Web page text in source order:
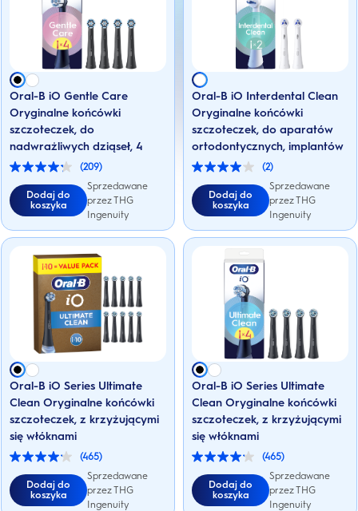
Oral-B iO Gentle Care
Oryginalne końcówki
szczoteczek, do
nadwrażliwych dziąseł, 4
(209)
4.2
na
5
gwiazdek.
Recenzji
Dodaj do
koszyka
Sprzedawane
przez THG
Ingenuity
Oral-B iO Interdental Clean
Oryginalne końcówki
szczoteczek, do aparatów
ortodontycznych, implantów
(2)
4.0
na
5
gwiazdek.
Recenzji
Dodaj do
koszyka
Sprzedawane
przez THG
Ingenuity
Oral-B iO Series Ultimate
Clean Oryginalne końcówki
szczoteczek, z krzyżującymi
się włóknami
(465)
4.1
na
5
gwiazdek.
Dodaj do
koszyka
Sprzedawane
przez THG
Ingenuity
Oral-B iO Series Ultimate
Clean Oryginalne końcówki
szczoteczek, z krzyżującymi
się włóknami
(465)
4.1
na
5
gwiazdek.
Dodaj do
koszyka
Sprzedawane
przez THG
Ingenuity